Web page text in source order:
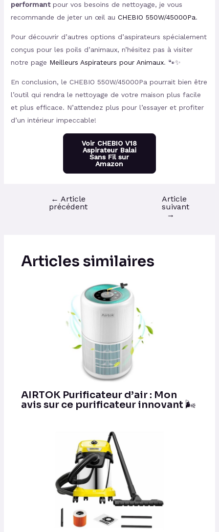
performantpour vos besoins de nettoyage, je vous
recommande de jeter un œil au CHEBIO 550W/45000Pa.
Pour découvrir d’autres options d’aspirateurs spécialement
conçus pour les poils d’animaux, n’hésitez pas à visiter
notre page Meilleurs Aspirateurs pour Animaux. 🐾✨
En conclusion, le CHEBIO 550W/45000Pa pourrait bien être
l’outil qui rendra le nettoyage de votre maison plus facile
et plus efficace. N’attendez plus pour l’essayer et profiter
d’un intérieur impeccable!
Voir CHEBIO V18
Aspirateur Balai
Sans Fil sur
Amazon
← Article
précédent
Article
suivant
→
Articles similaires
AIRTOK Purificateur d’air : Mon
avis sur ce purificateur innovant 🌬️